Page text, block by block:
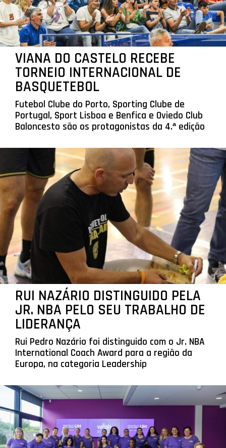
VIANA DO CASTELO RECEBE
TORNEIO INTERNACIONAL DE
BASQUETEBOL
Futebol Clube do Porto, Sporting Clube de
Portugal, Sport Lisboa e Benfica e Oviedo Club
Baloncesto são os protagonistas da 4.ª edição
RUI NAZÁRIO DISTINGUIDO PELA
JR. NBA PELO SEU TRABALHO DE
LIDERANÇA
Rui Pedro Nazário foi distinguido com o Jr. NBA
International Coach Award para a região da
Europa, na categoria Leadership